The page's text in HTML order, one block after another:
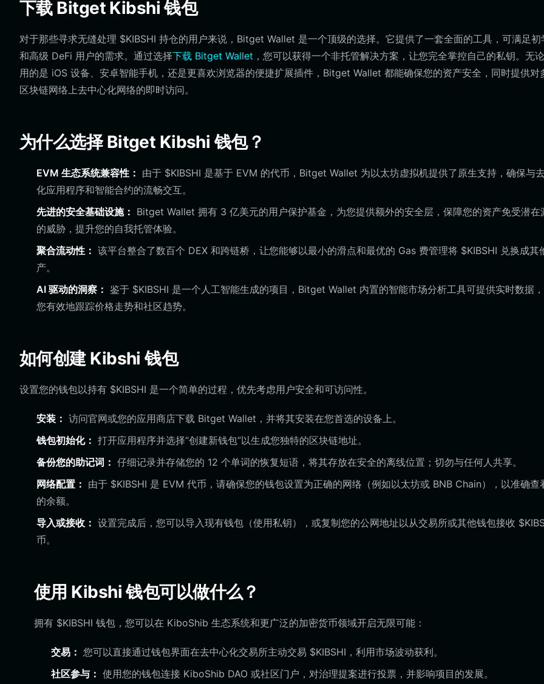
下载 Bitget Kibshi 钱包
对于那些寻求无缝处理 $KIBSHI 持仓的用户来说，Bitget Wallet 是一个顶级的选择。它提供了一套全面的工具，可满足初
和高级 DeFi 用户的需求。通过选择下载 Bitget Wallet ，您可以获得一个非托管解决方案，让您完全掌控自己的私钥。无
用的是 iOS 设备、安卓智能手机，还是更喜欢浏览器的便捷扩展插件，Bitget Wallet 都能确保您的资产安全，同时提供对
区块链网络上去中心化网络的即时访问。
为什么选择 Bitget Kibshi 钱包？
EVM 生态系统兼容性： 由于 $KIBSHI 是基于 EVM 的代币，Bitget Wallet 为以太坊虚拟机提供了原生支持，确保与
化应用程序和智能合约的流畅交互。
先进的安全基础设施： Bitget Wallet 拥有 3 亿美元的用户保护基金，为您提供额外的安全层，保障您的资产免受潜在
的威胁，提升您的自我托管体验。
聚合流动性： 该平台整合了数百个 DEX 和跨链桥，让您能够以最小的滑点和最优的 Gas 费管理将 $KIBSHI 兑换成其
产。
AI 驱动的洞察： 鉴于 $KIBSHI 是一个人工智能生成的项目，Bitget Wallet 内置的智能市场分析工具可提供实时数据
您有效地跟踪价格走势和社区趋势。
如何创建 Kibshi 钱包
设置您的钱包以持有 $KIBSHI 是一个简单的过程，优先考虑用户安全和可访问性。
安装： 访问官网或您的应用商店下载 Bitget Wallet，并将其安装在您首选的设备上。
钱包初始化： 打开应用程序并选择“创建新钱包”以生成您独特的区块链地址。
备份您的助记词： 仔细记录并存储您的 12 个单词的恢复短语，将其存放在安全的离线位置；切勿与任何人共享。
网络配置： 由于 $KIBSHI 是 EVM 代币，请确保您的钱包设置为正确的网络（例如以太坊或 BNB Chain），以准确查
的余额。
导入或接收： 设置完成后，您可以导入现有钱包（使用私钥），或复制您的公网地址以从交易所或其他钱包接收
币。
使用 Kibshi 钱包可以做什么？
拥有 $KIBSHI 钱包，您可以在 KiboShib 生态系统和更广泛的加密货币领域开启无限可能：
交易： 您可以直接通过钱包界面在去中心化交易所主动交易 $KIBSHI，利用市场波动获利。
社区参与： 使用您的钱包连接 KiboShib DAO 或社区门户，对治理提案进行投票，并影响项目的发展。